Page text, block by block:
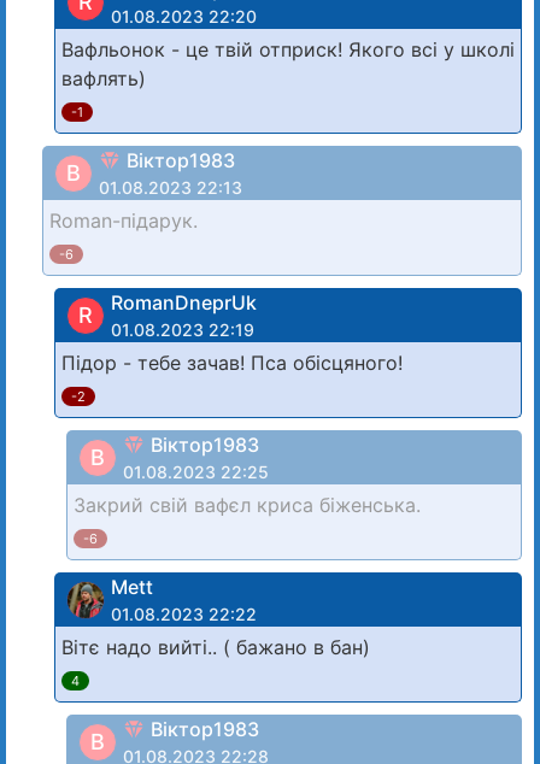
01.08.2023 22:20
Вафльонок - це твій отприск! Якого всі у школі
вафлять)
-1
В Віктор1983
01.08.2023 22:13
Roman-підарук.
-6
R RomanDneprUk
01.08.2023 22:19
Підор - тебе зачав! Пса обісцяного!
-2
В Віктор1983
01.08.2023 22:25
Закрий свій вафєл криса біженська.
-6
Mett
01.08.2023 22:22
Вітє надо вийті.. ( бажано в бан)
4
В Віктор1983
01.08.2023 22:28